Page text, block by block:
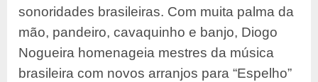
sonoridades brasileiras. Com muita palma da
mão, pandeiro, cavaquinho e banjo, Diogo
Nogueira homenageia mestres da música
brasileira com novos arranjos para “Espelho”